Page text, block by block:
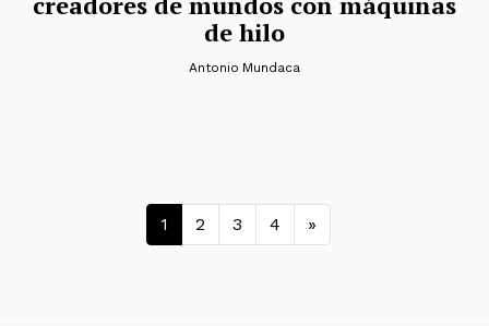
de hilo
Antonio Mundaca
Navegación de entradas
1 2 3 4 »